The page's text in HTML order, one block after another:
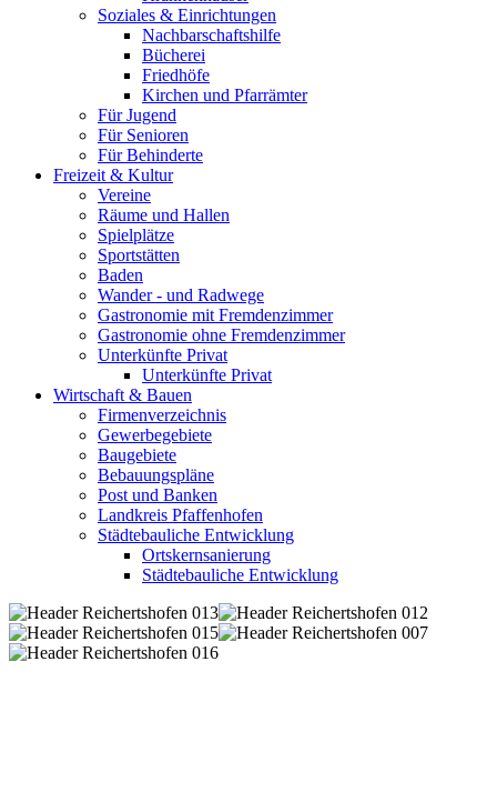
Soziales & Einrichtungen
Nachbarschaftshilfe
Bücherei
Friedhöfe
Kirchen und Pfarrämter
Für Jugend
Für Senioren
Für Behinderte
Freizeit & Kultur
Vereine
Räume und Hallen
Spielplätze
Sportstätten
Baden
Wander - und Radwege
Gastronomie mit Fremdenzimmer
Gastronomie ohne Fremdenzimmer
Unterkünfte Privat
Unterkünfte Privat
Wirtschaft & Bauen
Firmenverzeichnis
Gewerbegebiete
Baugebiete
Bebauungspläne
Post und Banken
Landkreis Pfaffenhofen
Städtebauliche Entwicklung
Ortskernsanierung
Städtebauliche Entwicklung